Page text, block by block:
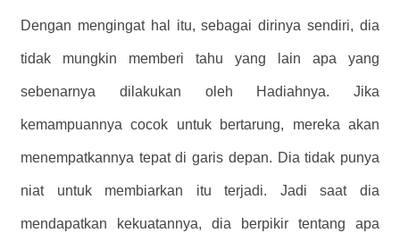
Dengan mengingat hal itu, sebagai dirinya sendiri, dia
tidak mungkin memberi tahu yang lain apa yang
sebenarnya dilakukan oleh Hadiahnya. Jika
kemampuannya cocok untuk bertarung, mereka akan
menempatkannya tepat di garis depan. Dia tidak punya
niat untuk membiarkan itu terjadi. Jadi saat dia
mendapatkan kekuatannya, dia berpikir tentang apa